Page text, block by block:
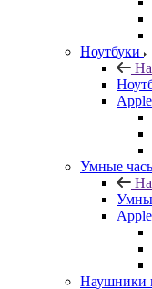
Ноутбуки
Умные
Наушники